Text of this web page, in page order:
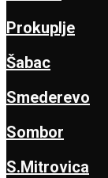
Prokuplje
Šabac
Smederevo
Sombor
S.Mitrovica